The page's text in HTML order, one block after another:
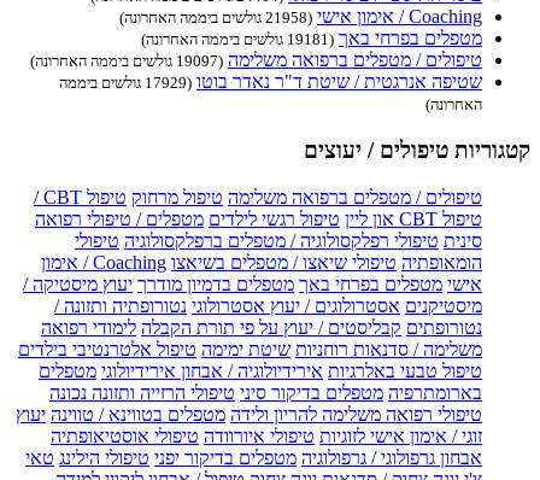
Coaching / אימון אישי (21958 גולשים ביממה האחרונה)
מטפלים בפרחי באך (19181 גולשים ביממה האחרונה)
טיפולים / מטפלים ברפואה משלימה (19097 גולשים ביממה האחרונה)
שטיפה אנרגטית / שיטת ד"ר נאדר בוטו
(17929 גולשים ביממה
האחרונה)
קטגוריות טיפולים / יעוצים
טיפולים / מטפלים ברפואה משלימה טיפול מרחוק
טיפול CBT /
טיפול CBT און ליין
טיפול רגשי לילדים מטפלים / טיפולי רפואה
סינית טיפולי רפלקסולוגיה / מטפלים ברפלקסולוגיה טיפולי
הומאופתיה טיפולי שיאצו / מטפלים בשיאצו
Coaching / אימון
אישי מטפלים בפרחי באך מטפלים בדמיון מודרך יעוץ מיסטיקה /
מיסטיקנים אסטרולוגים / יעוץ אסטרולוגי נטורופתיה ותזונה /
נטורופתים קבליסטים / יעוץ על פי תורת הקבלה לימודי רפואה
משלימה / סדנאות רוחניות שיטת ימימה טיפול אלטרנטיבי בילדים
טיפול טבעי באלרגיות אירידיולוגיה / אבחון אירידיולוגי מטפלים
בארומתרפיה מטפלים בדיקור סיני טיפולי הרזייה ותזונה נכונה
טיפולי רפואה משלימה להריון ולידה מטפלים בטווינא / טווינה יעוץ
זוגי / אימון אישי לזוגיות טיפולי איורוודה טיפולי אוסטיאופתיה
אבחון גרפולוגי / גרפולוגיה מטפלים בדיקור יפני טיפולי הילינג טאי